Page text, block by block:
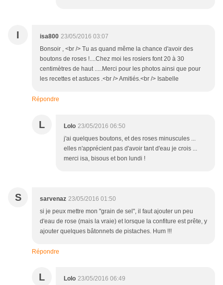
I isa800 23/05/2016 03:07
Bonsoir , <br /> Tu as quand même la chance d'avoir des
boutons de roses !....Chez moi les rosiers font 20 à 30
centimètres de haut .....Merci pour les photos ainsi que pour
les recettes et astuces .<br /> Amitiés.<br /> Isabelle
Répondre
L Lolo 23/05/2016 06:50
j'ai quelques boutons, et des roses minuscules ...
elles n'apprécient pas d'avoir tant d'eau je crois ...
merci isa, bisous et bon lundi !
S sarvenaz 23/05/2016 01:50
si je peux mettre mon "grain de sel", il faut ajouter un peu
d'eau de rose (mais la vraie) et lorsque la confiture est prête, y
ajouter quelques bâtonnets de pistaches. Hum !!!
Répondre
L Lolo 23/05/2016 06:49